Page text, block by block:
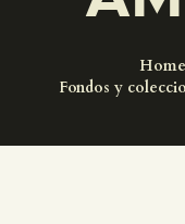
Home
Fondos y
EL